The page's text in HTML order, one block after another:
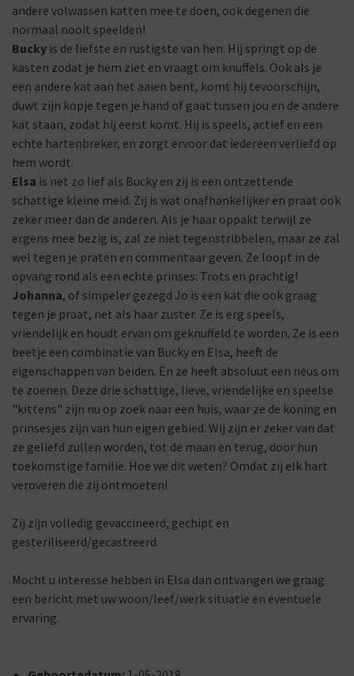
andere volwassen katten mee te doen, ook degenen die
normaal nooit speelden!
Bucky is de liefste en rustigste van hen. Hij springt op de
kasten zodat je hem ziet en vraagt om knuffels. Ook als je
een andere kat aan het aaien bent, komt hij tevoorschijn,
duwt zijn kopje tegen je hand of gaat tussen jou en de andere
kat staan, zodat hij eerst komt. Hij is speels, actief en een
echte hartenbreker, en zorgt ervoor dat iedereen verliefd op
hem wordt.
Elsa is net zo lief als Bucky en zij is een ontzettende
schattige kleine meid. Zij is wat onafhankelijker en praat ook
zeker meer dan de anderen. Als je haar oppakt terwijl ze
ergens mee bezig is, zal ze niet tegenstribbelen, maar ze zal
wel tegen je praten en commentaar geven. Ze loopt in de
opvang rond als een echte prinses: Trots en prachtig!
Johanna, of simpeler gezegd Jo is een kat die ook graag
tegen je praat, net als haar zuster. Ze is erg speels,
vriendelijk en houdt ervan om geknuffeld te worden. Ze is een
beetje een combinatie van Bucky en Elsa, heeft de
eigenschappen van beiden. En ze heeft absoluut een neus om
te zoenen. Deze drie schattige, lieve, vriendelijke en speelse
"kittens" zijn nu op zoek naar een huis, waar ze de koning en
prinsesjes zijn van hun eigen gebied. Wij zijn er zeker van dat
ze geliefd zullen worden, tot de maan en terug, door hun
toekomstige familie. Hoe we dit weten? Omdat zij elk hart
veroveren die zij ontmoeten!
Zij zijn volledig gevaccineerd, gechipt en
gesteriliseerd/gecastreerd.
Mocht u interesse hebben in Elsa dan ontvangen we graag
een bericht met uw woon/leef/werk situatie en eventuele
ervaring.